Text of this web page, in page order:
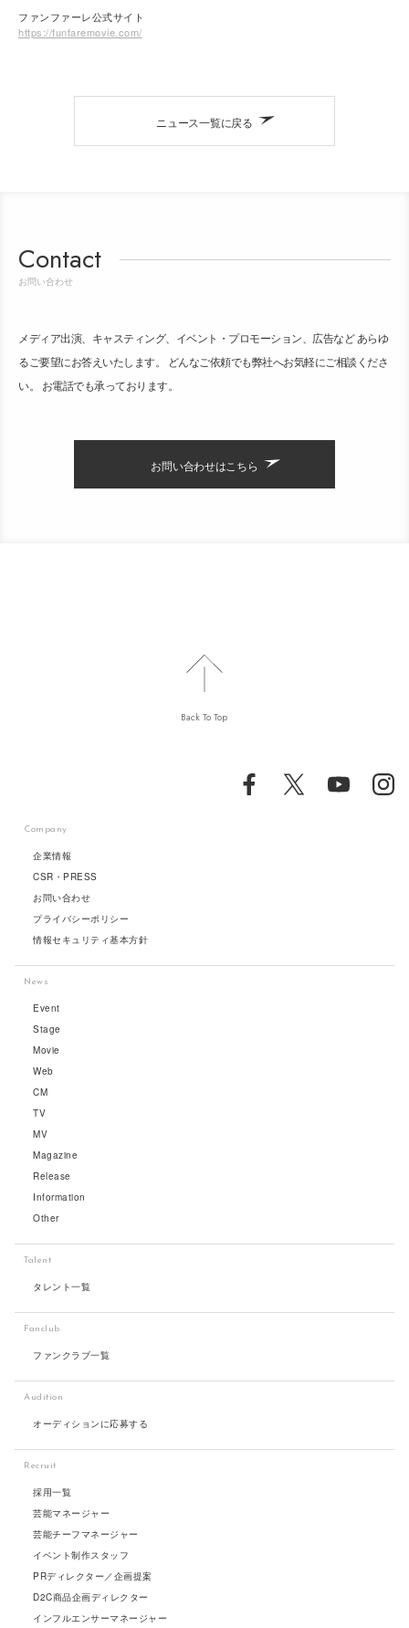
ファンファーレ公式サイト
https://funfaremovie.com/
ニュース一覧に戻る
Contact
お問い合わせ
メディア出演、キャスティング、イベント・プロモーション、広告など あらゆ
るご要望にお答えいたします。 どんなご依頼でも弊社へお気軽にご相談くださ
い。 お電話でも承っております。
お問い合わせはこちら
Back To Top
Company
企業情報
CSR・PRESS
お問い合わせ
プライバシーポリシー
情報セキュリティ基本方針
News
Event
Stage
Movie
Web
CM
TV
MV
Magazine
Release
Information
Other
Talent
タレント一覧
Fanclub
ファンクラブ一覧
Audition
オーディションに応募する
Recruit
採用一覧
芸能マネージャー
芸能チーフマネージャー
イベント制作スタッフ
PRディレクター／企画提案
D2C商品企画ディレクター
インフルエンサーマネージャー